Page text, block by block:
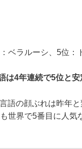
ベラルーシ、5位：
は4年連続で5位と安
語の顔ぶれは昨年
世界で5番目に人気